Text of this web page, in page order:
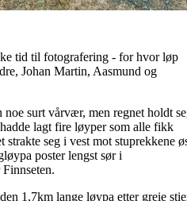
tid til fotografering - for hvor løp
Johan Martin, Aasmund og
surt vårvær, men regnet holdt
lagt fire løyper som alle fikk
strakte seg i vest mot stuprekkene
poster lengst sør i
1,7km lange løypa etter greie